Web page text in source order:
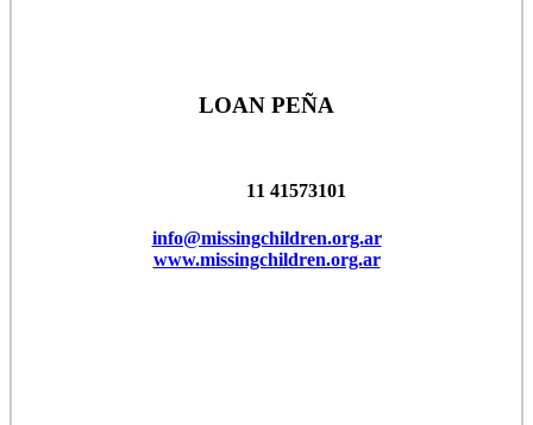
LOAN PEÑA
11 41573101
info@missingchildren.org.ar
www.missingchildren.org.ar